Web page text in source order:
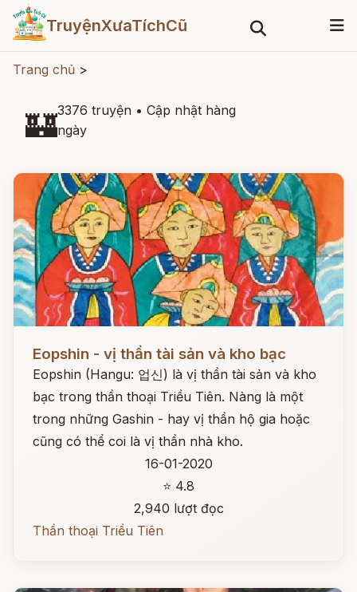
TruyệnXưaTíchCũ
Trang chủ >
🏰3376 truyện • Cập nhật hàng
ngày
Eopshin - vị thần tài sản và kho bạc
Eopshin (Hangu: 업신) là vị thần tài sản và kho
bạc trong thần thoại Triều Tiên. Nàng là một
trong những Gashin - hay vị thần hộ gia hoặc
cũng có thể coi là vị thần nhà kho.
16-01-2020
⭐ 4.8
2,940 lượt đọc
Thần thoại Triều Tiên